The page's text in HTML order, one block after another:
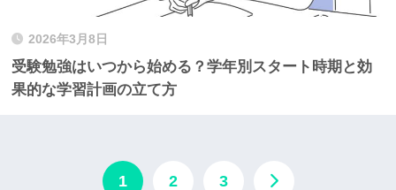
2026年3月8日
受験勉強はいつから始める？学年別スタート時期と効
果的な学習計画の立て方
1 2 3